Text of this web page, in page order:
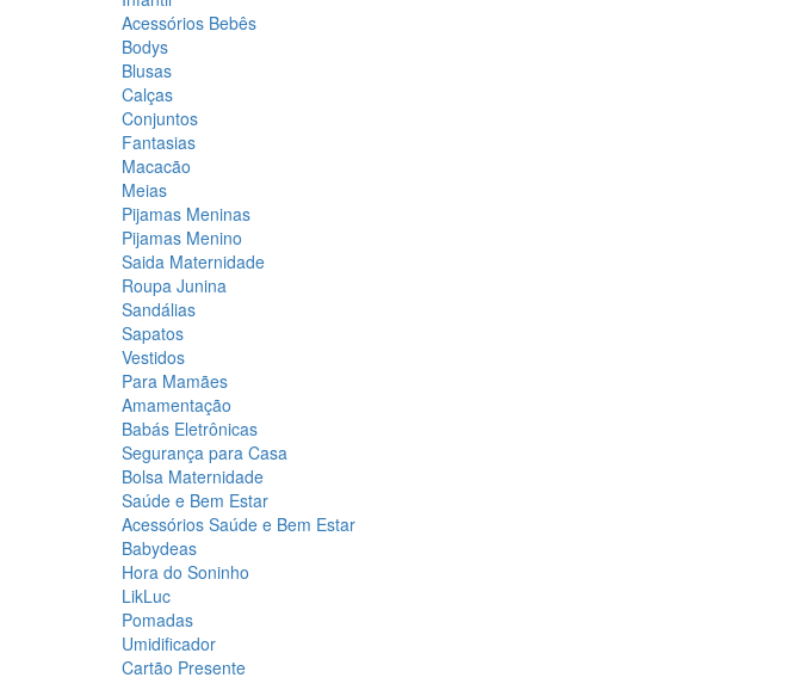
Acessórios Bebês
Bodys
Blusas
Calças
Conjuntos
Fantasias
Macacão
Meias
Pijamas Meninas
Pijamas Menino
Saida Maternidade
Roupa Junina
Sandálias
Sapatos
Vestidos
Para Mamães
Amamentação
Babás Eletrônicas
Segurança para Casa
Bolsa Maternidade
Saúde e Bem Estar
Acessórios Saúde e Bem Estar
Babydeas
Hora do Soninho
LikLuc
Pomadas
Umidificador
Cartão Presente